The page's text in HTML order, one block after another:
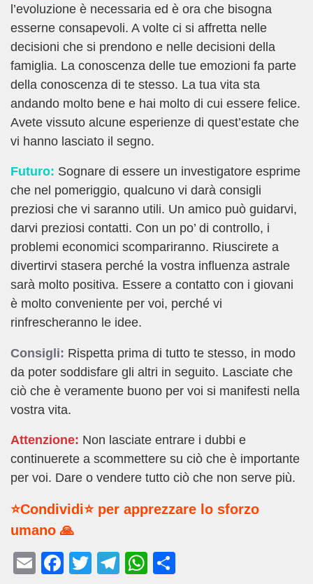
l’evoluzione è necessaria ed è ora che bisogna
esserne consapevoli. A volte ci si affretta nelle
decisioni che si prendono e nelle decisioni della
famiglia. La conoscenza delle tue emozioni fa parte
della conoscenza di te stesso. La tua vita sta
andando molto bene e hai molto di cui essere felice.
Avete vissuto alcune esperienze di quest’estate che
vi hanno lasciato il segno.
Futuro: Sognare di essere un investigatore esprime
che nel pomeriggio, qualcuno vi darà consigli
preziosi che vi saranno utili. Un amico può guidarvi,
darvi preziosi contatti. Con un po’ di controllo, i
problemi economici scompariranno. Riuscirete a
divertirvi stasera perché la vostra influenza astrale
sarà molto positiva. Essere a contatto con i giovani
è molto conveniente per voi, perché vi
rinfrescheranno le idee.
Consigli: Rispetta prima di tutto te stesso, in modo
da poter soddisfare gli altri in seguito. Lasciate che
ciò che è veramente buono per voi si manifesti nella
vostra vita.
Attenzione: Non lasciate entrare i dubbi e
continuerete a scommettere su ciò che è importante
per voi. Dare o vendere tutto ciò che non serve più.
⭐Condividi⭐ per apprezzare lo sforzo
umano 🙏
E
F
T
T
W